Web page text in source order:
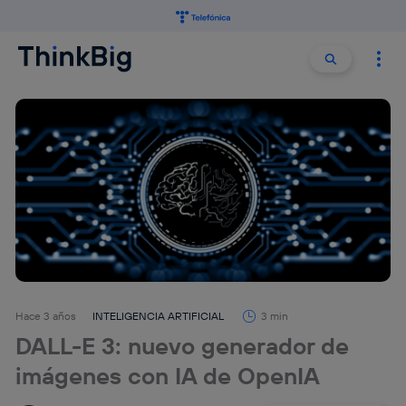
Buscar
Hace 3 años INTELIGENCIA ARTIFICIAL 3 min
DALL-E 3: nuevo generador de
imágenes con IA de OpenIA